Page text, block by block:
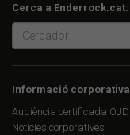
Cerca a Enderrock.cat:
Informació corporativa
Audiència certificada OJD
Notícies corporatives